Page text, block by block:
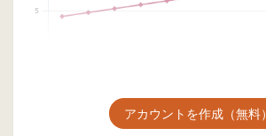
アカウントを作成（無料）